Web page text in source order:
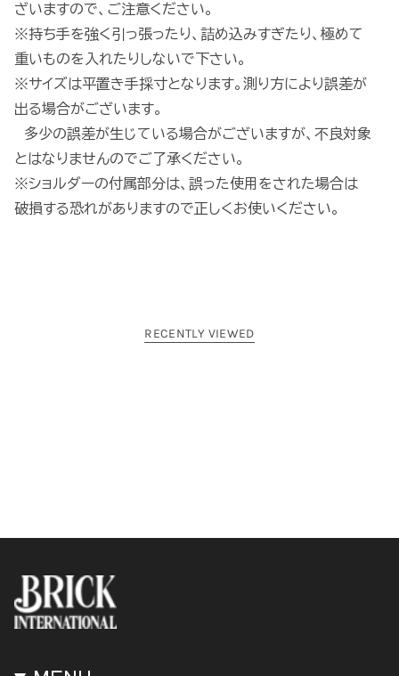
ざいますので、ご注意ください。
※持ち手を強く引っ張ったり、詰め込みすぎたり、極めて
重いものを入れたりしないで下さい。
※サイズは平置き手採寸となります。測り方により誤差が
出る場合がございます。
多少の誤差が生じている場合がございますが、不良対象
とはなりませんのでご了承ください。
※ショルダーの付属部分は、誤った使用をされた場合は
破損する恐れがありますので正しくお使いください。
RECENTLY VIEWED